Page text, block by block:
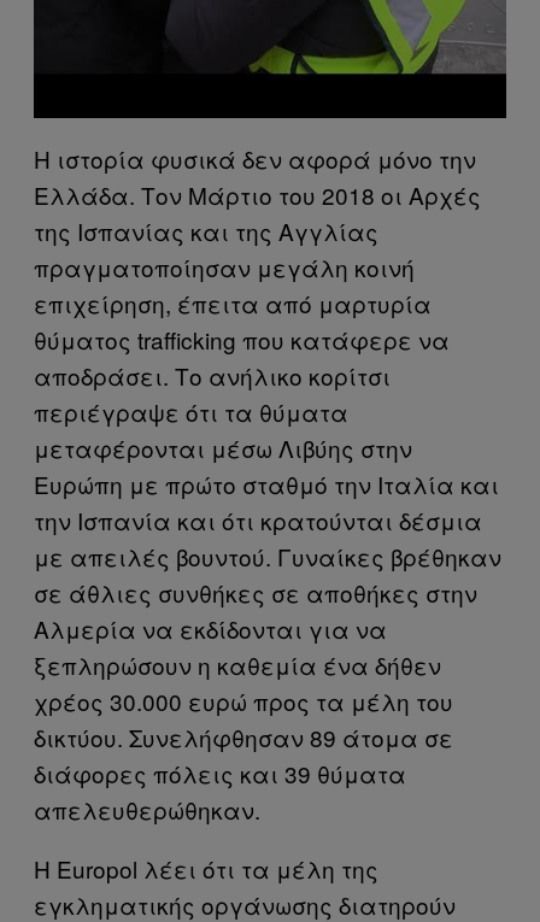
Η ιστορία φυσικά δεν αφορά μόνο την
Ελλάδα. Τον Μάρτιο του 2018 οι Αρχές
της Ισπανίας και της Αγγλίας
πραγματοποίησαν μεγάλη κοινή
επιχείρηση, έπειτα από μαρτυρία
θύματος trafficking που κατάφερε να
αποδράσει. Το ανήλικο κορίτσι
περιέγραψε ότι τα θύματα
μεταφέρονται μέσω Λιβύης στην
Ευρώπη με πρώτο σταθμό την Ιταλία και
την Ισπανία και ότι κρατούνται δέσμια
με απειλές βουντού. Γυναίκες βρέθηκαν
σε άθλιες συνθήκες σε αποθήκες στην
Αλμερία να εκδίδονται για να
ξεπληρώσουν η καθεμία ένα δήθεν
χρέος 30.000 ευρώ προς τα μέλη του
δικτύου. Συνελήφθησαν 89 άτομα σε
διάφορες πόλεις και 39 θύματα
απελευθερώθηκαν.
Η Europol λέει ότι τα μέλη της
εγκληματικής οργάνωσης διατηρούν